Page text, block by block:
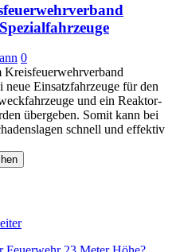
0
Kreisfeuerwehrverband
Einsatzfahrzeuge für den
und ein Reaktor-
übergeben. Somit kann bei
schnell und effektiv